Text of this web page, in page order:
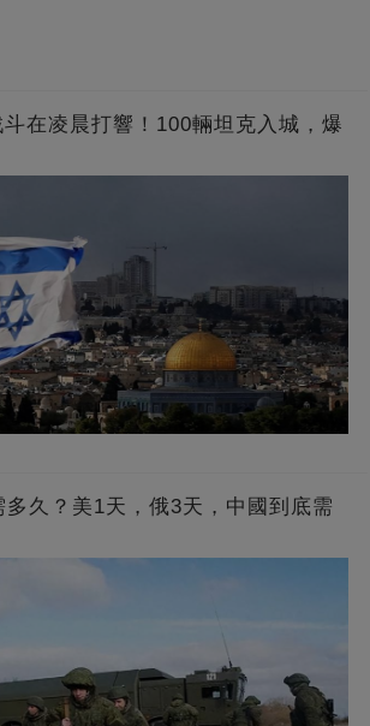
在凌晨打響！100輛坦克入城，爆
久？美1天，俄3天，中國到底需